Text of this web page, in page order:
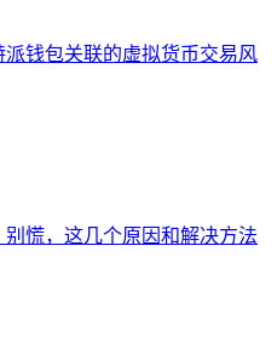
钱包关联的虚拟货币交易风
慌，这几个原因和解决方法